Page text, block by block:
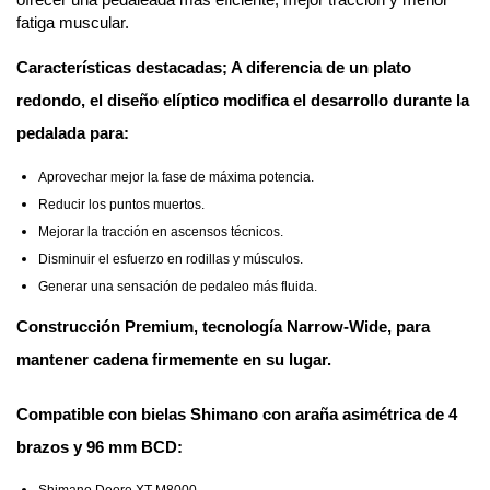
fatiga muscular.
Características destacadas; A diferencia de un plato
redondo, el diseño elíptico modifica el desarrollo durante la
pedalada para:
Aprovechar mejor la fase de máxima potencia.
Reducir los puntos muertos.
Mejorar la tracción en ascensos técnicos.
Disminuir el esfuerzo en rodillas y músculos.
Generar una sensación de pedaleo más fluida.
Construcción Premium, tecnología Narrow-Wide, para
mantener cadena firmemente en su lugar.
Compatible con bielas Shimano con araña asimétrica de 4
brazos y 96 mm BCD: